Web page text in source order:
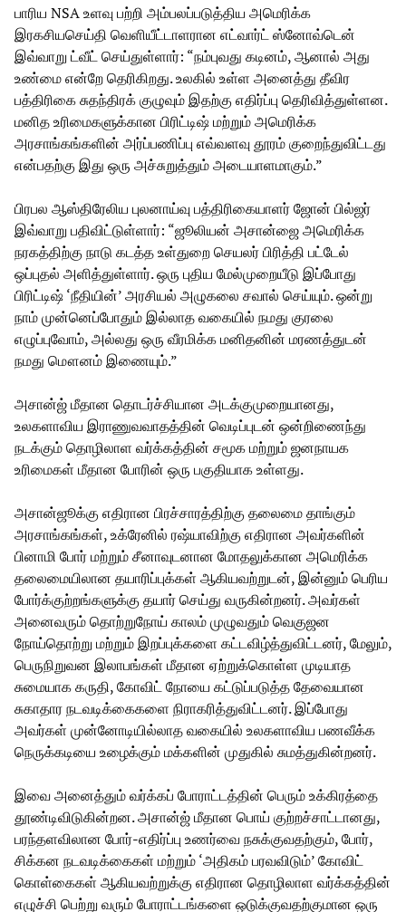
பாரிய NSA உளவு பற்றி அம்பலப்படுத்திய அமெரிக்க
இரகசியசெய்தி வெளியீட்டாளரான எட்வார்ட் ஸ்னோவ்டென்
இவ்வாறு ட்வீட் செய்துள்ளார்: “நம்புவது கடினம், ஆனால் அது
உண்மை என்றே தெரிகிறது. உலகில் உள்ள அனைத்து தீவிர
பத்திரிகை சுதந்திரக் குழுவும் இதற்கு எதிர்ப்பு தெரிவித்துள்ளன.
மனித உரிமைகளுக்கான பிரிட்டிஷ் மற்றும் அமெரிக்க
அரசாங்கங்களின் அர்ப்பணிப்பு எவ்வளவு தூரம் குறைந்துவிட்டது
என்பதற்கு இது ஒரு அச்சுறுத்தும் அடையாளமாகும்.”
பிரபல ஆஸ்திரேலிய புலனாய்வு பத்திரிகையாளர் ஜோன் பில்ஜர்
இவ்வாறு பதிவிட்டுள்ளார்: “ஜூலியன் அசான்ஜை அமெரிக்க
நரகத்திற்கு நாடு கடத்த உள்துறை செயலர் பிரித்தி பட்டேல்
ஒப்புதல் அளித்துள்ளார். ஒரு புதிய மேல்முறையீடு இப்போது
பிரிட்டிஷ் ‘நீதியின்’ அரசியல் அழுகலை சவால் செய்யும். ஒன்று
நாம் முன்னெப்போதும் இல்லாத வகையில் நமது குரலை
எழுப்புவோம், அல்லது ஒரு வீரமிக்க மனிதனின் மரணத்துடன்
நமது மௌனம் இணையும்.”
அசான்ஜ் மீதான தொடர்ச்சியான அடக்குமுறையானது,
உலகளாவிய இராணுவவாதத்தின் வெடிப்புடன் ஒன்றிணைந்து
நடக்கும் தொழிலாள வர்க்கத்தின் சமூக மற்றும் ஜனநாயக
உரிமைகள் மீதான போரின் ஒரு பகுதியாக உள்ளது.
அசான்ஜூக்கு எதிரான பிரச்சாரத்திற்கு தலைமை தாங்கும்
அரசாங்கங்கள், உக்ரேனில் ரஷ்யாவிற்கு எதிரான அவர்களின்
பினாமி போர் மற்றும் சீனாவுடனான மோதலுக்கான அமெரிக்க
தலைமையிலான தயாரிப்புக்கள் ஆகியவற்றுடன், இன்னும் பெரிய
போர்க்குற்றங்களுக்கு தயார் செய்து வருகின்றனர். அவர்கள்
அனைவரும் தொற்றுநோய் காலம் முழுவதும் வெகுஜன
நோய்தொற்று மற்றும் இறப்புக்களை கட்டவிழ்த்துவிட்டனர், மேலும்,
பெருநிறுவன இலாபங்கள் மீதான ஏற்றுக்கொள்ள முடியாத
சுமையாக கருதி, கோவிட் நோயை கட்டுப்படுத்த தேவையான
சுகாதார நடவடிக்கைகளை நிராகரித்துவிட்டனர். இப்போது
அவர்கள் முன்னோடியில்லாத வகையில் உலகளாவிய பணவீக்க
நெருக்கடியை உழைக்கும் மக்களின் முதுகில் சுமத்துகின்றனர்.
இவை அனைத்தும் வர்க்கப் போராட்டத்தின் பெரும் உக்கிரத்தை
தூண்டிவிடுகின்றன. அசான்ஜ் மீதான பொய் குற்றச்சாட்டானது,
பரந்தளவிலான போர்-எதிர்ப்பு உணர்வை நசுக்குவதற்கும், போர்,
சிக்கன நடவடிக்கைகள் மற்றும் ‘அதிகம் பரவவிடும்’ கோவிட்
கொள்கைகள் ஆகியவற்றுக்கு எதிரான தொழிலாள வர்க்கத்தின்
எழுச்சி பெற்று வரும் போராட்டங்களை ஒடுக்குவதற்குமான ஒரு